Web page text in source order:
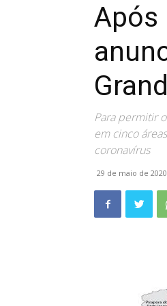
Após
Para permitir
em cinco
coronavírus
29 de maio de 2020